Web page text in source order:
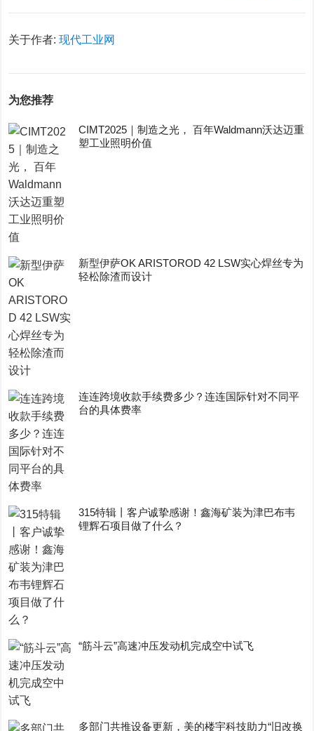
关于作者:现代工业网
为您推荐
CIMT2025｜制造之光， 百年Waldmann沃达迈重
塑工业照明价值
新型伊萨OK ARISTOROD 42 LSW实心焊丝专为
轻松除渣而设计
连连跨境收款手续费多少？连连国际针对不同平
台的具体费率
315特辑丨客户诚挚感谢！鑫海矿装为津巴布韦
锂辉石项目做了什么？
“筋斗云”高速冲压发动机完成空中试飞
多部门共推设备更新，美的楼宇科技助力“旧改换